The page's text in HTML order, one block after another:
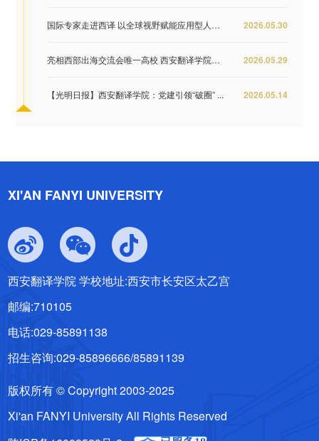
2026.05.30
国际专家走进西译 以全球视野赋能应用型人才培...
2026.05.29
亮相西部出海交流会唯一高校 西安翻译学院签约...
2026.05.14
【光明日报】西安翻译学院：党建引领“破圈” ...
XI'AN FANYI UNIVERSITY
西安翻译学院 学校地址:西安市长安区太乙宫
邮编:710105
电话:029-85891138
招生咨询:029-85896666/85891139
版权所有 © Copyright 2003-2025
Xi'an FANYI University All Rights Reserved